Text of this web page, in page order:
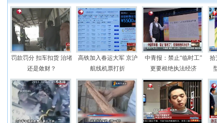
罚款罚分 扣车扣货 治堵
还是敛财？
高铁加入春运大军 京沪
航线机票打折
中青报：禁止“临时工”
更要根绝执法经济
拾